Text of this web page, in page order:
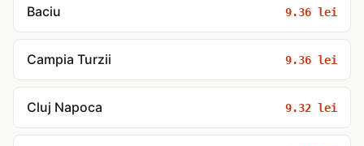
Baciu 9.36 lei
Campia Turzii 9.36 lei
Cluj Napoca 9.32 lei